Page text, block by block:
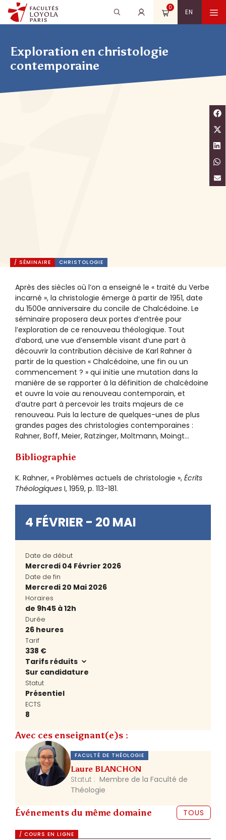
au
contenu
EN
0
Recherche
pour
Rechercher
Exploration en christologie
contemporaine
/ SÉMINAIRE CHRISTOLOGIE
Après des siècles où l’on a enseigné le « traité du Verbe
incarné », la christologie émerge à partir de 1951, date
du 1500e anniversaire du concile de Chalcédoine. Le
séminaire proposera deux portes d’entrée pour
l’exploration de ce renouveau théologique. Tout
d’abord, une vue d’ensemble visant d’une part à
découvrir la contribution décisive de Karl Rahner à
partir de la question « Chalcédoine, une fin ou un
commencement ? » qui initie une mutation dans la
manière de se rapporter à la définition de chalcédoine
et ouvre la voie au renouveau contemporain, et
d’autre part à percevoir les traits majeurs de ce
renouveau. Puis la lecture de quelques-unes de plus
grandes pages des christologies contemporaines :
Rahner, Boff, Meier, Ratzinger, Moltmann, Moingt…
Bibliographie
K. Rahner, « Problèmes actuels de christologie », Écrits
Théologiques I, 1959, p. 113-181.
4 FÉVRIER - 20 MAI
Date de début
Mercredi 04 Février 2026
Date de fin
Mercredi 20 Mai 2026
Horaires
de 9h45 à 12h
Durée
26 heures
Tarif
338 €
Tarifs réduits
Sur candidature
Statut
Présentiel
ECTS
8
Avec ces enseignant(e)s :
FACULTÉ DE THÉOLOGIE
Laure BLANCHON
Statut : Membre de la Faculté de
Théologie
Événements du même domaine TOUS
/ COURS EN LIGNE